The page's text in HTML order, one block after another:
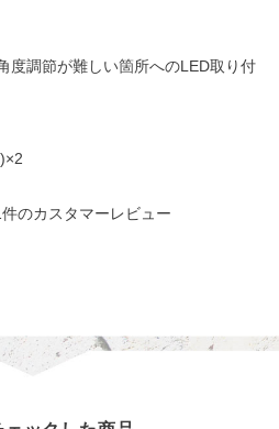
度調節が難しい箇所へのLED取り付